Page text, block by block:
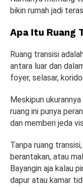
bikin rumah jadi
Apa Itu Ruang
Ruang transisi
antara luar dan
foyer, selasar,
Meskipun
ruang ini punya
dan memberi jeda
Tanpa ruang
berantakan, atau
Bayangin aja kalau
dapur atau kamar